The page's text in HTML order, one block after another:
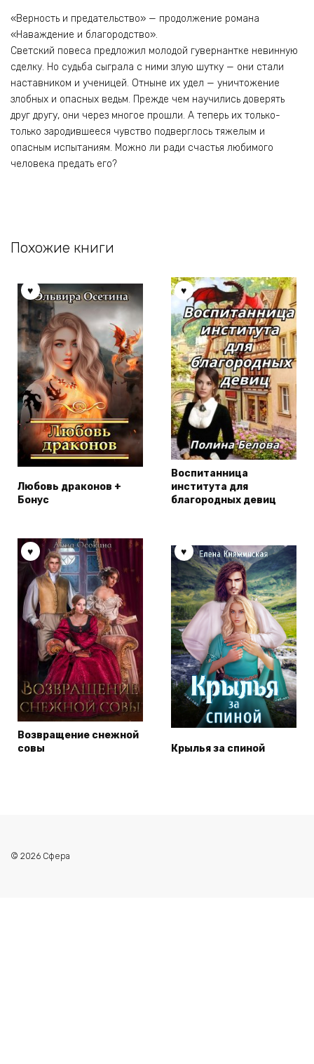
«Верность и предательство» — продолжение романа
«Наваждение и благородство».
Светский повеса предложил молодой гувернантке невинную
сделку. Но судьба сыграла с ними злую шутку — они стали
наставником и ученицей. Отныне их удел — уничтожение
злобных и опасных ведьм. Прежде чем научились доверять
друг другу, они через многое прошли. А теперь их только-
только зародившееся чувство подверглось тяжелым и
опасным испытаниям. Можно ли ради счастья любимого
человека предать его?
Похожие книги
Любовь драконов +
Бонус
Воспитанница
института для
благородных девиц
Возвращение снежной
совы
Крылья за спиной
© 2026 Сфера